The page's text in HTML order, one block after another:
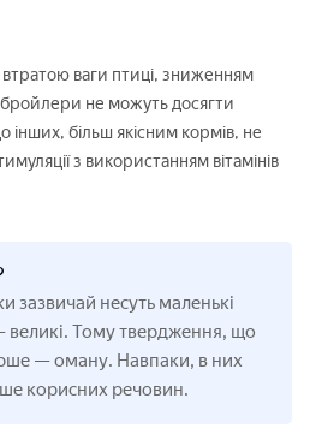
ваги птиці, зниженням
не можуть досягти
інших, більш якісним кормів, не
з використанням вітамінів
зазвичай несуть маленькі
великі. Тому твердження, що
— оману. Навпаки, в них
корисних речовин.